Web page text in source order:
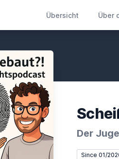
Übersicht Über
Der
Since 01/